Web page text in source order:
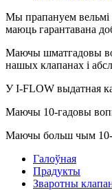
Мы прапануем вельмі
маюць гарантавана
Маючы шматгадовы
нашых клапанах і
У I-FLOW выдатная
Маючы 10-гадовы
Маючы больш чым 10-
Галоўная
Прадукты
Зваротны